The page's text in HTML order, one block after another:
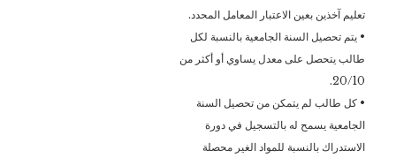
تعليم آخذين بعين الاعتبار المعامل المحدد.
• يتم تحصيل السنة الجامعية بالنسبة لكل
طالب يتحصل على معدل يساوي أو أكثر من
20/10.
• كل طالب لم يتمكن من تحصيل السنة
الجامعية يسمح له بالتسجيل في دورة
الاستدراك بالنسبة للمواد الغير محصلة